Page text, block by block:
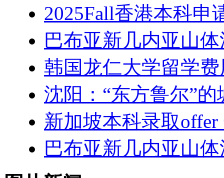
2025Fall香港本科申
巴布亚新几内亚山
韩国龙仁大学留学
沈阳：“东方鲁尔”
新加坡本科录取offer
巴布亚新几内亚山